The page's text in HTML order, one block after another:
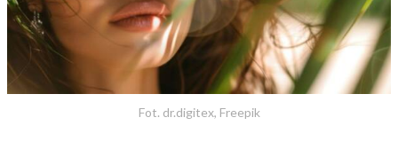
Fot. dr.digitex, Freepik